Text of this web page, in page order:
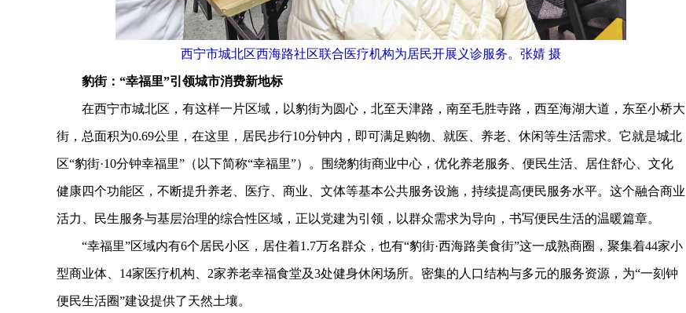
西宁市城北区西海路社区联合医疗机构为居民开展义诊服务。张婧 摄
豹街：“幸福里”引领城市消费新地标
在西宁市城北区，有这样一片区域，以豹街为圆心，北至天津路，南至毛胜寺路，西至海湖大道，东至小桥大
街，总面积为0.69公里，在这里，居民步行10分钟内，即可满足购物、就医、养老、休闲等生活需求。它就是城北
区“豹街·10分钟幸福里”（以下简称“幸福里”）。围绕豹街商业中心，优化养老服务、便民生活、居住舒心、文化
健康四个功能区，不断提升养老、医疗、商业、文体等基本公共服务设施，持续提高便民服务水平。这个融合商业
活力、民生服务与基层治理的综合性区域，正以党建为引领，以群众需求为导向，书写便民生活的温暖篇章。
“幸福里”区域内有6个居民小区，居住着1.7万名群众，也有“豹街·西海路美食街”这一成熟商圈，聚集着44家小
型商业体、14家医疗机构、2家养老幸福食堂及3处健身休闲场所。密集的人口结构与多元的服务资源，为“一刻钟
便民生活圈”建设提供了天然土壤。